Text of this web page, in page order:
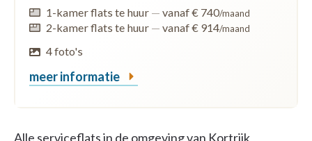
1-kamer flats te huur — vanaf € 740/maand
2-kamer flats te huur — vanaf € 914/maand
4 foto's
meer informatie
Alle serviceflats in de omgeving van Kortrijk